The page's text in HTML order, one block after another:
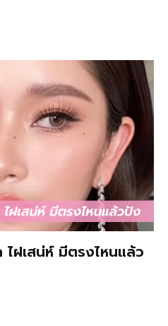
ฝเสน่ห์ มีตรงไหนแล้ว